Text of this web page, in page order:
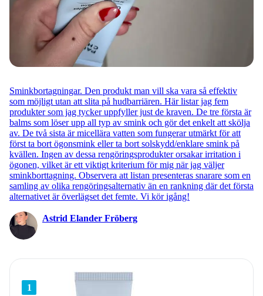
Sminkbortagningar. Den produkt man vill ska vara så effektiv
som möjligt utan att slita på hudbarriären. Här listar jag fem
produkter som jag tycker uppfyller just de kraven. De tre första är
balms som löser upp all typ av smink och gör det enkelt att skölja
av. De två sista är micellära vatten som fungerar utmärkt för att
först ta bort ögonsmink eller ta bort solskydd/enklare smink på
kvällen. Ingen av dessa rengöringsprodukter orsakar irritation i
ögonen, vilket är ett viktigt kriterium för mig när jag väljer
sminkborttagning. Observera att listan presenteras snarare som en
samling av olika rengöringsalternativ än en rankning där det första
alternativet är överlägset det femte. Vi kör igång!
Astrid Elander Fröberg
1